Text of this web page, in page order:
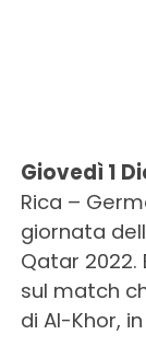
Giovedì 1
Rica –
giornata
Qatar
sul match
di Al-Khor,